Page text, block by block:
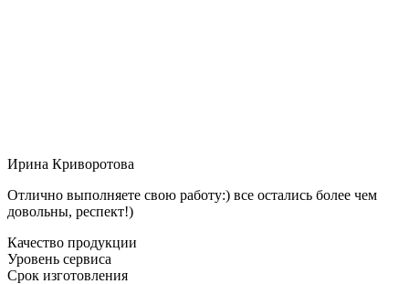
Ирина Криворотова
Отлично выполняете свою работу:) все остались более чем
довольны, респект!)
Качество продукции
Уровень сервиса
Срок изготовления